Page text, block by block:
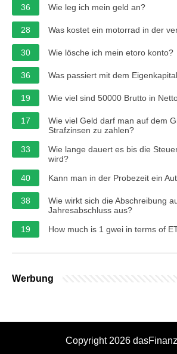
36 Wie leg ich mein geld an?
28 Was kostet ein motorrad in der
30 Wie lösche ich mein etoro konto?
36 Was passiert mit dem
19 Wie viel sind 50000 Brutto in
17
Wie viel Geld darf man auf dem
Strafzinsen zu zahlen?
33
Wie lange dauert es bis die
wird?
40
Kann man in der Probezeit ein
38
Wie wirkt sich die Abschreibung
Jahresabschluss aus?
19
How much is 1 gwei in terms of
Werbung
Copyright 2026